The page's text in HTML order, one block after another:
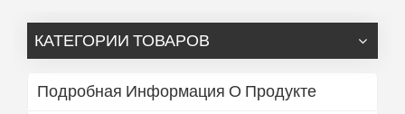
КАТЕГОРИИ ТОВАРОВ
Подробная Информация О Продукте